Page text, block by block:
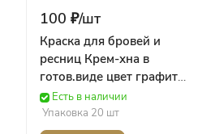
100 ₽/шт
Краска для бровей и
ресниц Крем-хна в
готов.виде цвет графит
(2х2мл) кар/п 1206
ФИТОКОСМЕТИК
Есть в наличии
Упаковка 20 шт